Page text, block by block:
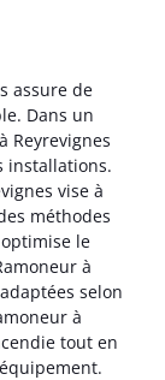
assure de
Dans un
Reyrevignes
installations.
vise à
méthodes
le
à
selon
à
tout en